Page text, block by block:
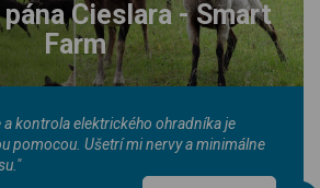
Cieslara - Smart
Farm
a kontrola elektrického ohradníka je
pomocou. Ušetrí mi nervy a minimálne